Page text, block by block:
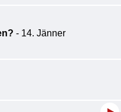
- 14. Jänner